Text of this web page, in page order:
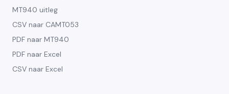
MT940 uitleg
CSV naar CAMT053
PDF naar MT940
PDF naar Excel
CSV naar Excel